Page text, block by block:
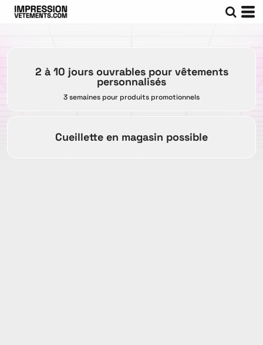
2 à 10 jours ouvrables pour vêtements
personnalisés
3 semaines pour produits promotionnels
Cueillette en magasin possible